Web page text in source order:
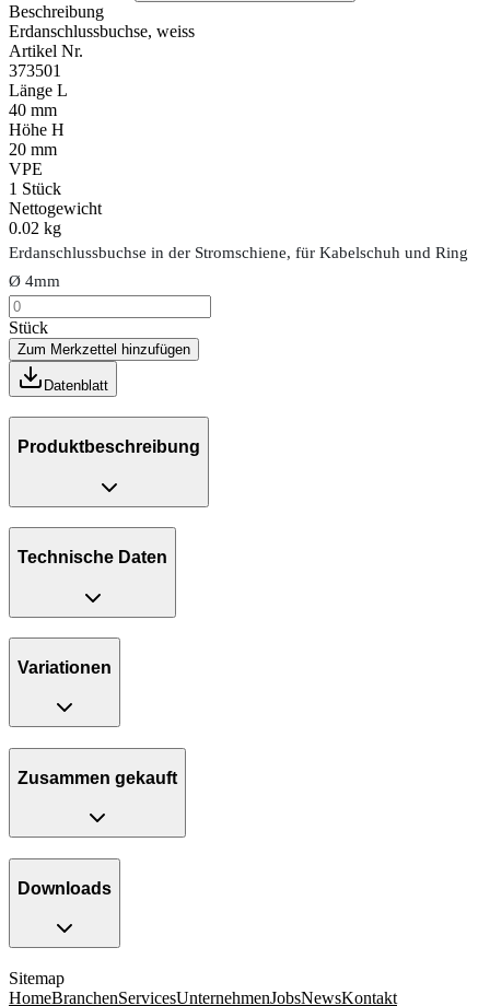
Beschreibung
Erdanschlussbuchse, weiss
Artikel Nr.
373501
Länge L
40 mm
Höhe H
20 mm
VPE
1 Stück
Nettogewicht
0.02 kg
Erdanschlussbuchse in der Stromschiene, für Kabelschuh und Ring
Ø 4mm
Stück
Zum Merkzettel hinzufügen
Datenblatt
Produktbeschreibung
Technische Daten
Variationen
Zusammen gekauft
Downloads
Sitemap
HomeBranchenServicesUnternehmenJobsNewsKontakt